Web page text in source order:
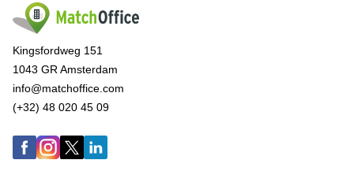
Kingsfordweg 151
1043 GR Amsterdam
info@matchoffice.com
(+32) 48 020 45 09